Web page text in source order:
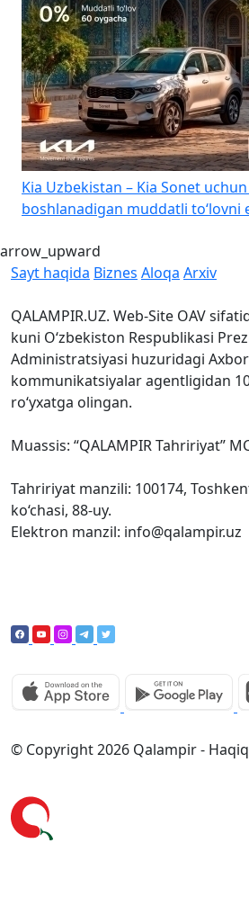
Kia Uzbekistan – Kia Sonet
boshlanadigan muddatli to‘lovni
arrow_upward
Sayt haqida Biznes Aloqa Arxiv
QALAMPIR.UZ. Web-Site OAV
kuni O‘zbekiston Respublikasi
Administratsiyasi huzuridagi
kommunikatsiyalar agentligidan
ro‘yxatga olingan.
Muassis: “QALAMPIR Tahririyat”
Tahririyat manzili: 100174,
ko‘chasi, 88-uy.
Elektron manzil: info@qalampir.uz
© Copyright 2026 Qalampir -